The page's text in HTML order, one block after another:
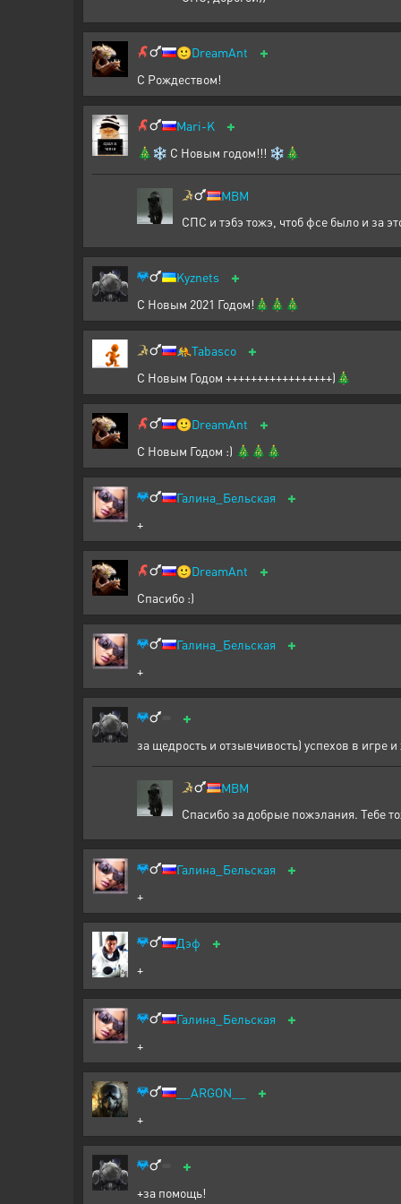
🙂DreamAnt +
С Рождеством!
Mari-K +
🎄❄ С Новым годом!!! ❄🎄
MBM
СПС и тэбэ тожэ, чтоб фсе было и за
Kyznets +
С Новым 2021 Годом!🎄🎄🎄
🤼Tabasco +
С Новым Годом +++++++++++++++++)🎄
🙂DreamAnt +
С Новым Годом :) 🎄🎄🎄
Галина_Бельская +
+
🙂DreamAnt +
Спасибо :)
Галина_Бельская +
+
+
за щедрость и отзывчивость) успехов в игре
MBM
Спасибо за добрые пожэлания. Тебе
Галина_Бельская +
+
Дэф +
+
Галина_Бельская +
+
__ARGON__ +
+
+
+за помощь!